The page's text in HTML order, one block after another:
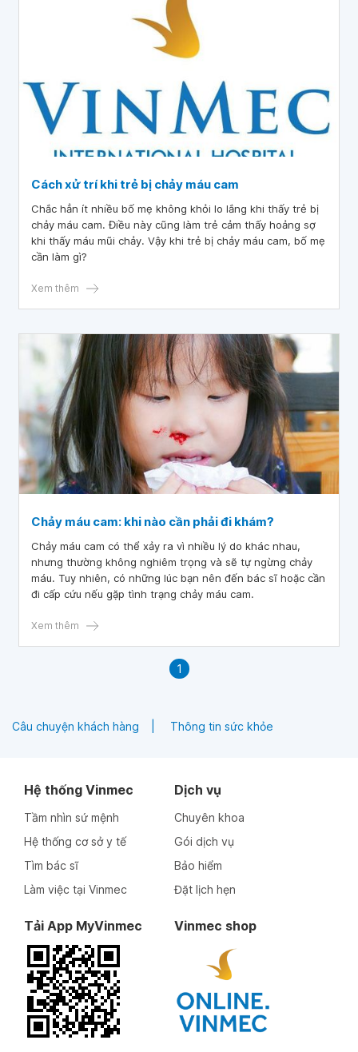
Cách xử trí khi trẻ bị chảy máu cam
Chắc hẳn ít nhiều bố mẹ không khỏi lo lắng khi thấy trẻ bị
chảy máu cam. Điều này cũng làm trẻ cảm thấy hoảng sợ
khi thấy máu mũi chảy. Vậy khi trẻ bị chảy máu cam, bố mẹ
cần làm gì?
Xem thêm
Chảy máu cam: khi nào cần phải đi khám?
Chảy máu cam có thể xảy ra vì nhiều lý do khác nhau,
nhưng thường không nghiêm trọng và sẽ tự ngừng chảy
máu. Tuy nhiên, có những lúc bạn nên đến bác sĩ hoặc cần
đi cấp cứu nếu gặp tình trạng chảy máu cam.
Xem thêm
1
Câu chuyện khách hàng Thông tin sức khỏe
Hệ thống Vinmec
Tầm nhìn sứ mệnh
Hệ thống cơ sở y tế
Tìm bác sĩ
Làm việc tại Vinmec
Dịch vụ
Chuyên khoa
Gói dịch vụ
Bảo hiểm
Đặt lịch hẹn
Tải App MyVinmec Vinmec shop